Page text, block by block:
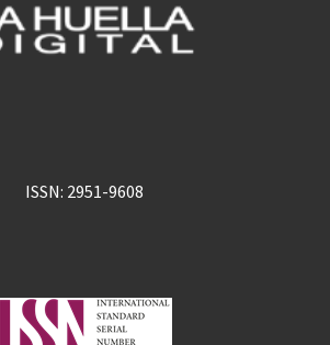
ISSN: 2951-9608